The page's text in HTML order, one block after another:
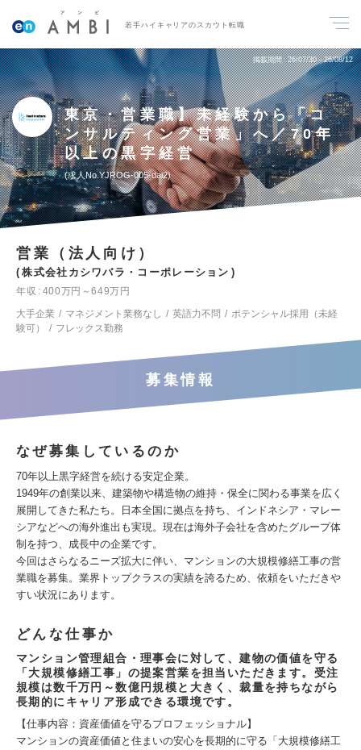
若手ハイキャリアのスカウト転職
掲載期間 26/07/30～26/08/12
東京・営業職】未経験から「コ
ンサルティング営業」へ／70年
以上の黒字経営
求人No.YJROG-005-dai2
営業（法人向け）
株式会社カシワバラ・コーポレーション
年収
400万円～649万円
大手企業
マネジメント業務なし 英語力不問
ポテンシャル採用（未経
験可）
フレックス勤務
募集情報
なぜ募集しているのか
70年以上黒字経営を続ける安定企業。
1949年の創業以来、建築物や構造物の維持・保全に関わる事業を広く
展開してきた私たち。日本全国に拠点を持ち、インドネシア・マレー
シアなどへの海外進出も実現。現在は海外子会社を含めたグループ体
制を持つ、成長中の企業です。
今回はさらなるニーズ拡大に伴い、マンションの大規模修繕工事の営
業職を募集。業界トップクラスの実績を誇るため、依頼をいただきや
すい状況にあります。
どんな仕事か
マンション管理組合・理事会に対して、建物の価値を守る
「大規模修繕工事」の提案営業を担当いただきます。受注
規模は数千万円～数億円規模と大きく、裁量を持ちながら
長期的にキャリア形成できる環境です。
【仕事内容：資産価値を守るプロフェッショナル】
マンションの資産価値と住まいの安心を長期的に守る「大規模修繕工